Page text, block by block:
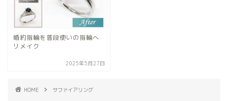
婚約指輪を普段使いの指輪へ
リメイク
2025年5月27日
HOME サファイアリング